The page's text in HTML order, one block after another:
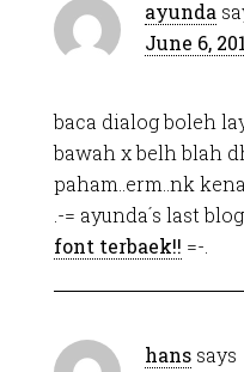
ayunda
June 6,
baca dialog boleh
bawah x belh blah
paham..erm..nk
.-= ayunda´s last blog ..
font terbaek!! =-.
hans says